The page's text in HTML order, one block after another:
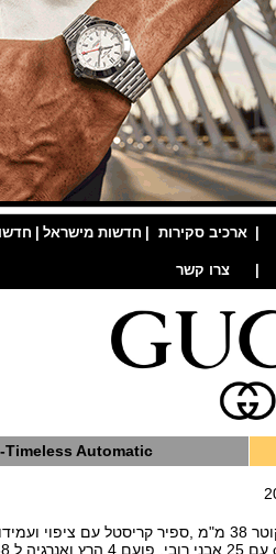
ארכיב סקירות חדשות מישראל
צרו קשר
Timeless Automatic